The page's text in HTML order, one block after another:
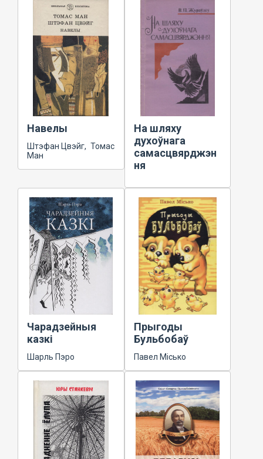
Навелы
Штэфан Цвэйг, Томас
Ман
На шляху
духоўнага
самасцвярджэн
ня
Чарадзейныя
казкі
Шарль Пэро
Прыгоды
Бульбобаў
Павел Місько